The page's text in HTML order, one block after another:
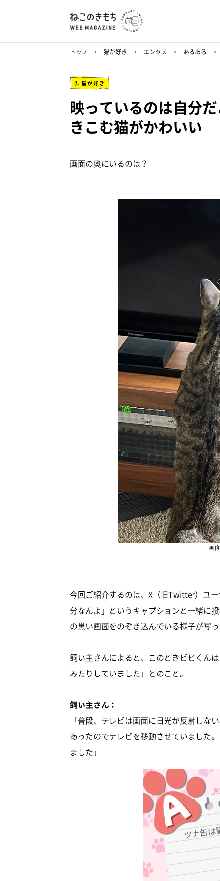
トップ 猫が好き エンタメ あるある
猫が好き
映っているのは自分
きこむ猫がかわいい
画面の奥にいるのは？
画
今回ご紹介するのは、X（旧Twitter）ユ
分なんよ」というキャプションと一緒に
の黒い画面をのぞき込んでいる様子が写
飼い主さんによると、このときビビくん
みたりしていました」とのこと。
飼い主さん：
「普段、テレビは画面に日光が反射しな
あったのでテレビを移動させていました
ました」